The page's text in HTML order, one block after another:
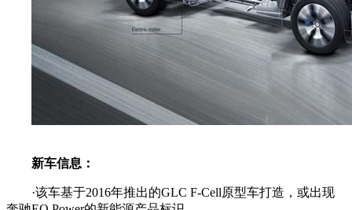
新车信息：
·该车基于2016年推出的GLC F-Cell原型车打造，或出现